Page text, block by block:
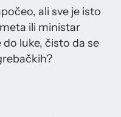
ali sve je isto
ili ministar
luke, čisto da se